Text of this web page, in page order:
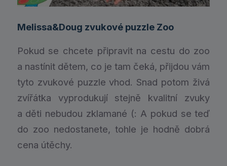
Melissa&Doug zvukové puzzle Zoo
Pokud se chcete připravit na cestu do zoo
a nastínit dětem, co je tam čeká, přijdou vám
tyto zvukové puzzle vhod. Snad potom živá
zvířátka vyprodukují stejně kvalitní zvuky
a děti nebudou zklamané (: A pokud se teď
do zoo nedostanete, tohle je hodně dobrá
cena útěchy.